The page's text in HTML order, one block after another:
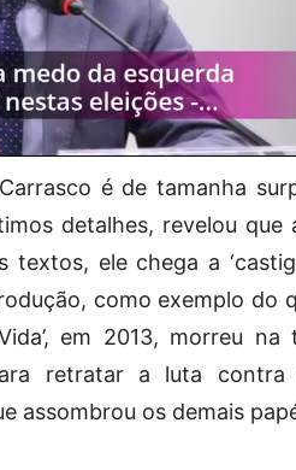
é de tamanha
detalhes, revelou que
ele chega a
como exemplo do
em 2013, morreu
retratar a luta
assombrou os demais